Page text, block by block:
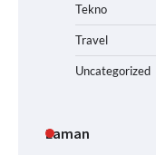
Tekno
Travel
Uncategorized
Laman